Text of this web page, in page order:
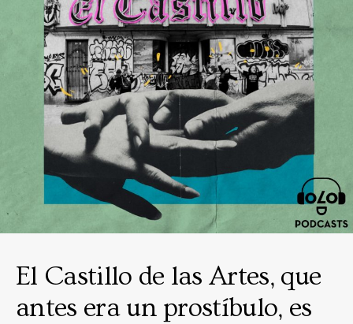
El Castillo de las Artes, que
antes era un prostíbulo, es